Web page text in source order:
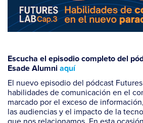
Escucha el episodio completo del
Esade Alumni aquí
El nuevo episodio del pódcast
habilidades de comunicación en el
marcado por el exceso de
las audiencias y el impacto de la